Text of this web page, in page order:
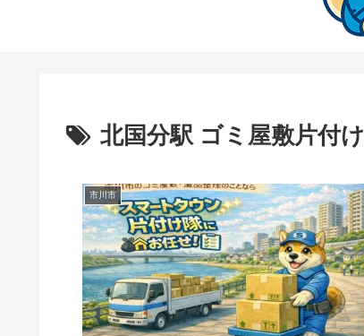
北国分駅 ゴミ屋敷片付け
市川市